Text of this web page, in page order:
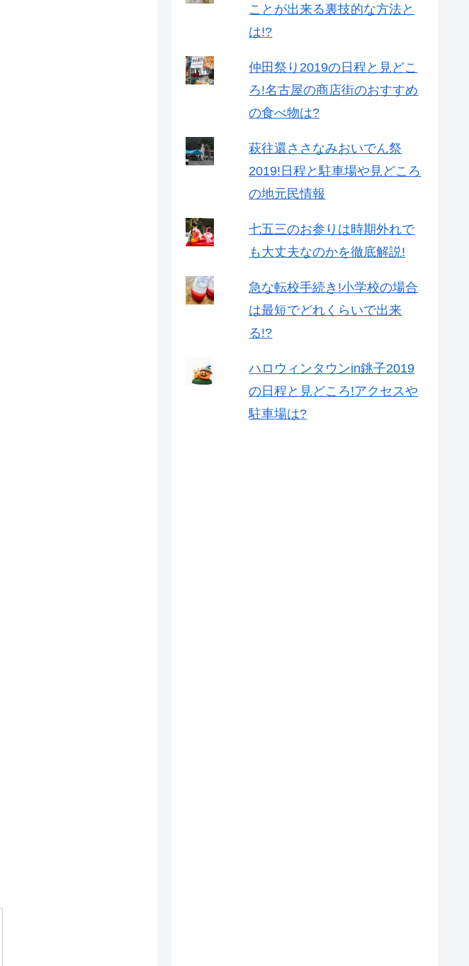
ことが出来る裏技的な方法と
は!?
仲田祭り2019の日程と見どこ
ろ!名古屋の商店街のおすすめ
の食べ物は?
萩往還ささなみおいでん祭
2019!日程と駐車場や見どころ
の地元民情報
七五三のお参りは時期外れで
も大丈夫なのかを徹底解説!
急な転校手続き!小学校の場合
は最短でどれくらいで出来
る!?
ハロウィンタウンin銚子2019
の日程と見どころ!アクセスや
駐車場は?